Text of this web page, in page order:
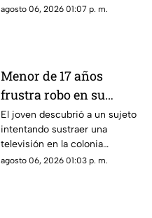
repentina; paramédicos
agosto 06, 2026 01:07 p. m.
Menor de 17 años
frustra robo en su
domicilio de
Cuauhtémoc; resulta
herido de la mano
El joven descubrió a un sujeto
intentando sustraer una
televisión en la colonia
Reforma; tras forcejear con el
agosto 06, 2026 01:03 p. m.